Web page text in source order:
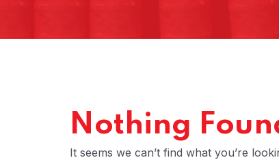
Nothing
It seems we can’t find what you’re